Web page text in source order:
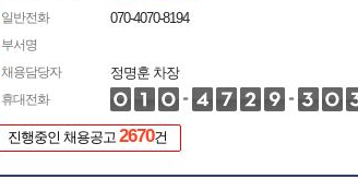
일반전화 070-4070-8194
부서명
채용담당자
정명훈 차장
휴대전화
진행중인 채용공고 2670건